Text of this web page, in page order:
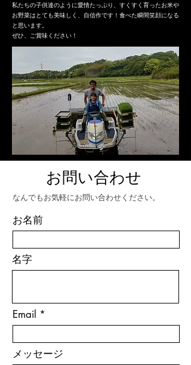
私たちの子供達のように愛情たっぷり、すくすく育ったお米や
お野菜はとても美味しく、自信作です！食べた瞬間笑顔になる
と思います。
ぜひ、ご賞味ください！
​お問い合わせ
なんでもお気軽にお問い合わせください。
お名前
名字
Email
メッセージ